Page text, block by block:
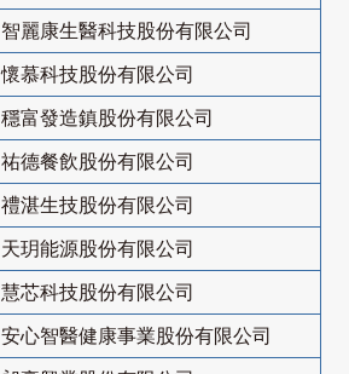
智麗康生醫科技股份有限公司
懷慕科技股份有限公司
穩富發造鎮股份有限公司
祐德餐飲股份有限公司
禮湛生技股份有限公司
天玥能源股份有限公司
慧芯科技股份有限公司
安心智醫健康事業股份有限公司